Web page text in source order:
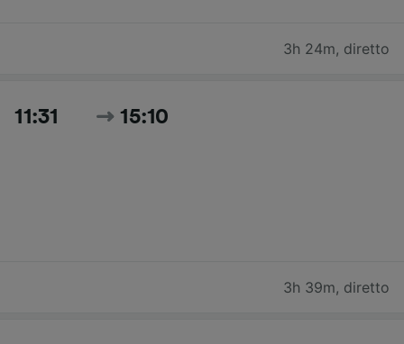
3h 24m, diretto
11:31 15:10
3h 39m, diretto